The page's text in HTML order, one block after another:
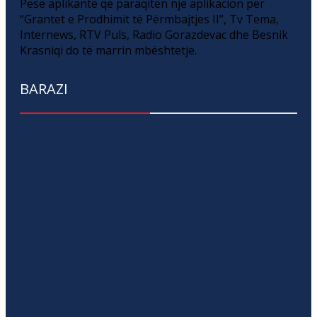
Pesë aplikantë që paraqitën një aplikacion për
“Grantet e Prodhimit të Përmbajtjes II”, Tv Tema,
Internews, RTV Puls, Radio Gorazdevac dhe Besnik
Krasniqi do të marrin mbështetje.
BARAZI